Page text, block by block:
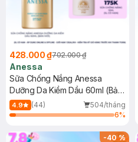
428.000 ₫702.000 ₫
Anessa
Sữa Chống Nắng Anessa
Dưỡng Da Kiềm Dầu 60ml (Bản
Mới)
4.9 (44)
504/tháng
6%
-40%